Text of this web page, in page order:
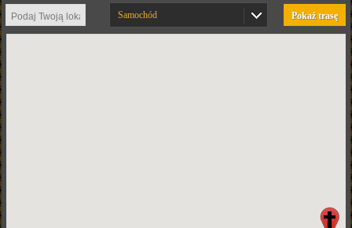
Pokaż trasę
Samochód